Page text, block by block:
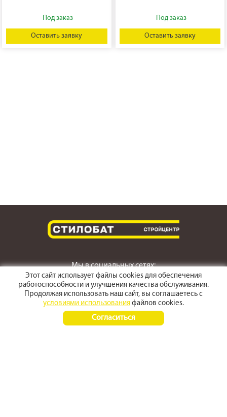
Оставить заявку Оставить заявку
Мы в социальных сетях:
г. Светлоград,
ул. Пушкина 167
Этот сайт использует файлы cookies для обеспечения
работоспособности и улучшения качества обслуживания.
Продолжая использовать наш сайт, вы соглашаетесь с
условиями использования файлов cookies.
Согласиться